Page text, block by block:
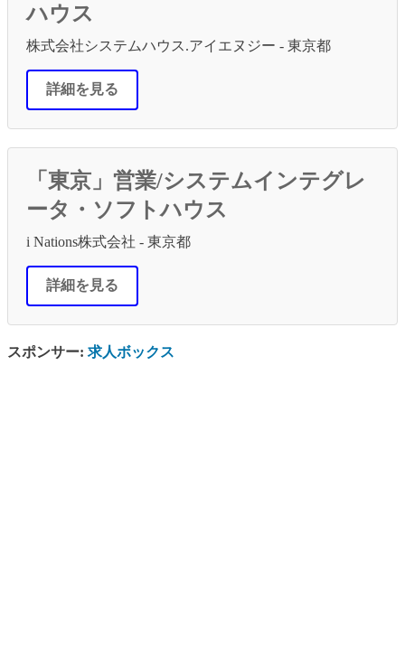
ハウス
株式会社システムハウス.アイエヌジー - 東京都
詳細を見る
「東京」営業/システムインテグレ
ータ・ソフトハウス
i Nations株式会社 - 東京都
詳細を見る
スポンサー: 求人ボックス